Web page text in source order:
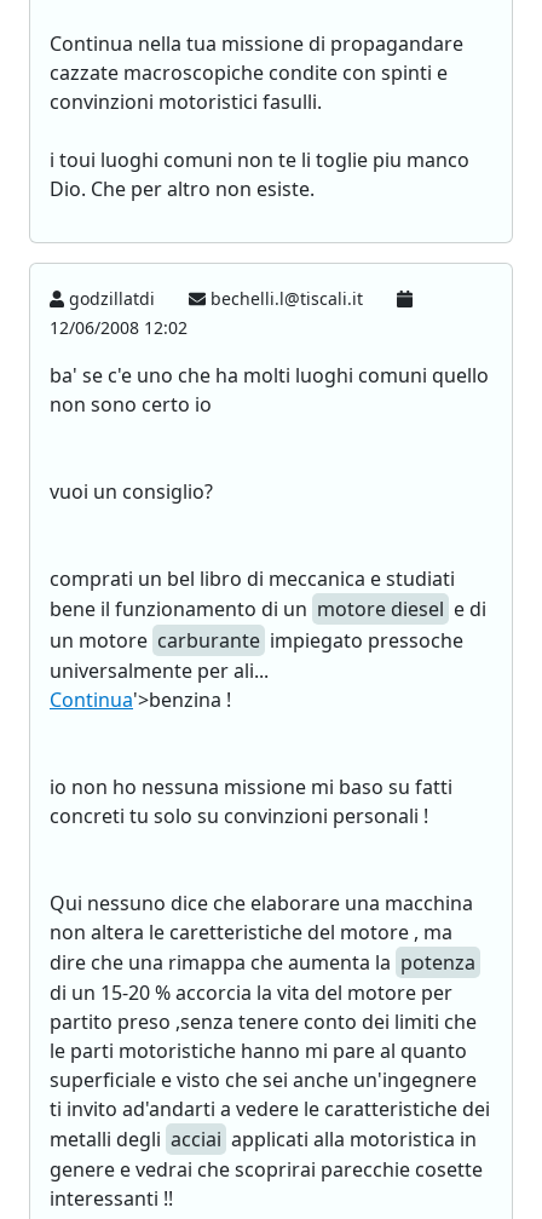
Continua nella tua missione di propagandare
cazzate macroscopiche condite con spinti e
convinzioni motoristici fasulli.
i toui luoghi comuni non te li toglie piu manco
Dio. Che per altro non esiste.
godzillatdi
bechelli.l@tiscali.it
12/06/2008 12:02
ba' se c'e uno che ha molti luoghi comuni quello
non sono certo io
vuoi un consiglio?
comprati un bel libro di meccanica e studiati
bene il funzionamento di un motore diesel e di
un motore carburante impiegato pressoche
universalmente per ali...
Continua'>benzina !
io non ho nessuna missione mi baso su fatti
concreti tu solo su convinzioni personali !
Qui nessuno dice che elaborare una macchina
non altera le caretteristiche del motore , ma
dire che una rimappa che aumenta la potenza
di un 15-20 % accorcia la vita del motore per
partito preso ,senza tenere conto dei limiti che
le parti motoristiche hanno mi pare al quanto
superficiale e visto che sei anche un'ingegnere
ti invito ad'andarti a vedere le caratteristiche dei
metalli degli acciai applicati alla motoristica in
genere e vedrai che scoprirai parecchie cosette
interessanti !!